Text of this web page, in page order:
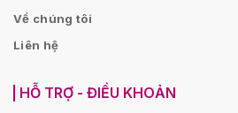
Về chúng tôi
Liên hệ
HỖ TRỢ - ĐIỀU KHOẢN